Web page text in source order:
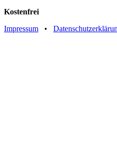
Kostenfrei
Impressum •